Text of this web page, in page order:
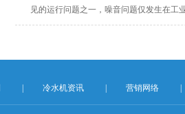
见的运行问题之一，噪音问题仅发生在工
冷水机资讯 营销网络